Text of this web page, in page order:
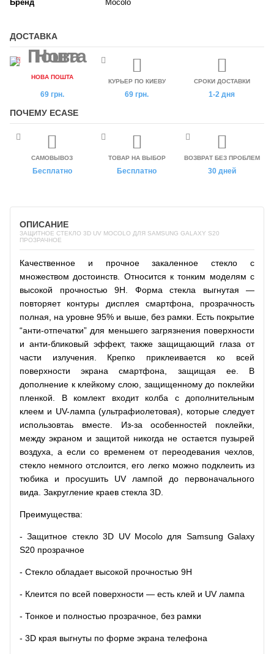
Бренд Mocolo
ДОСТАВКА
НОВА ПОШТА
69 грн.
КУРЬЕР ПО КИЕВУ
69 грн.
СРОКИ ДОСТАВКИ
1-2 дня
ПОЧЕМУ ECASE
САМОВЫВОЗ
Бесплатно
ТОВАР НА ВЫБОР
Бесплатно
ВОЗВРАТ БЕЗ ПРОБЛЕМ
30 дней
ОПИСАНИЕ
ЗАЩИТНОЕ СТЕКЛО 3D UV MOCOLO ДЛЯ SAMSUNG GALAXY S20
ПРОЗРАЧНОЕ
Качественное и прочное закаленное стекло с
множеством достоинств. Относится к тонким моделям с
высокой прочностью 9H. Форма стекла выгнутая —
повторяет контуры дисплея смартфона, прозрачность
полная, на уровне 95% и выше, без рамки. Есть покрытие
“анти-отпечатки” для меньшего загрязнения поверхности
и анти-бликовый эффект, также защищающий глаза от
части излучения. Крепко приклеивается ко всей
поверхности экрана смартфона, защищая ее. В
дополнение к клейкому слою, защищенному до поклейки
пленкой. В комлект входит колба с дополнительным
клеем и UV-лампа (ультрафиолетовая), которые следует
использовтаь вместе. Из-за особенностей поклейки,
между экраном и защитой никогда не остается пузырей
воздуха, а если со временем от переодевания чехлов,
стекло немного отслоится, его легко можно подклеить из
тюбика и просушить UV лампой до первоначального
вида. Закругление краев стекла 3D.
Преимущества:
- Защитное стекло 3D UV Mocolo для Samsung Galaxy
S20 прозрачное
- Стекло обладает высокой прочностью 9H
- Клеится по всей поверхности — есть клей и UV лампа
- Тонкое и полностью прозрачное, без рамки
- 3D края выгнуты по форме экрана телефона